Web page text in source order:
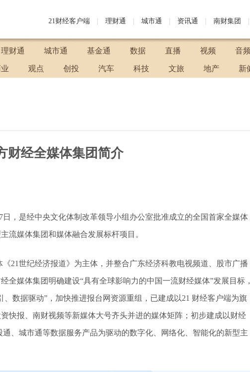
21财经客户端 理财通 城市通 资讯通 南财集团
理财通 城市通 基金通 数据 直播 视频 音
观点 创投 汽车 科技 文旅 地产 新
财经全媒体集团简介
是经中央文化体制改革领导小组办公室批准成立的全国首家全媒体
流媒体集团和媒体融合发展标杆项目。
21世纪经济报道》为主体，并整合广东经济科教电视频道、股市广播
全媒体集团明确建设“具有全球影响力的中国一流财经媒体”发展目标
数据驱动”，加快推进报台网资源重组，已建成以21 财经客户端为旗
快报、南财视频等新媒体大号齐头并进的媒体矩阵；初步建成以财经
、城市通等数据服务产品为驱动的数字化、网络化、智能化的新型主